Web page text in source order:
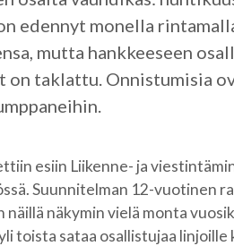
edennyt monella
mutta hankkeeseen
taklattu. Onnistumisia
esiin Liikenne- ja
Suunnitelman 12-vuotinen
näkymin vielä monta
toista sataa osallistujaa linjoille